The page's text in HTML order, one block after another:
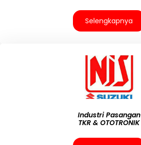
Selengkapnya
Industri Pasangan
TKR & OTOTRONIK